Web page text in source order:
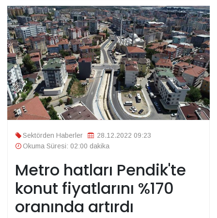
Sektörden Haberler
28.12.2022 09:23
Okuma Süresi: 02:00 dakika
Metro hatları Pendik'te
konut fiyatlarını %170
oranında artırdı